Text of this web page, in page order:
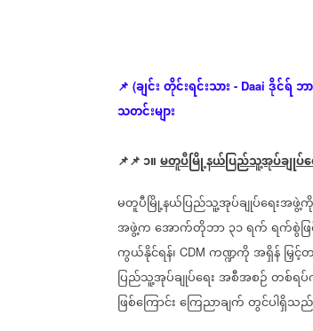
📌 (ချင်းတိုင်းရင်းသား - Daai ဒိုင်ရ်ဘ
သတင်းများ
📌📌 ၁။မတူပီမြို့နယ်ပြည်သူ့အုပ်ချုပ်‌
မတူပီမြို့နယ်ပြည်သူ့အုပ်ချုပ်‌ရေးအဖွဲ့ကို
အဖွဲ့ကအောက်တိုဘာ၃၁ရက်ရက်စွဲဖ
ကွယ်နိုင်ရန်၊ CDM ကဏ္ဍကိုအရှိန်မြှင့်
ပြည်သူ့အုပ်ချုပ်ရေးအစီအစဉ်တစ်ရ
ဖြစ်ကြောင်းကြေညာချက်တွင်ပါရှိသ